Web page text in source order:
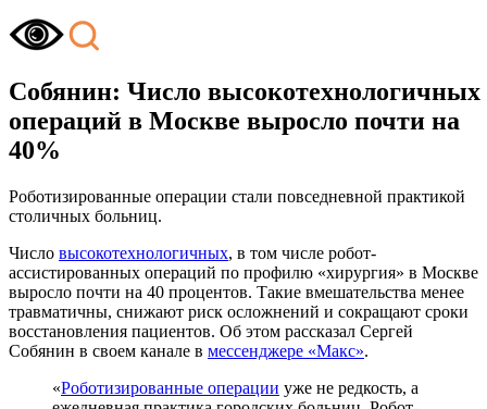
Собянин: Число высокотехнологичных
операций в Москве выросло почти на
40%
Роботизированные операции стали повседневной практикой
столичных больниц.
Число высокотехнологичных, в том числе робот-
ассистированных операций по профилю «хирургия» в Москве
выросло почти на 40 процентов. Такие вмешательства менее
травматичны, снижают риск осложнений и сокращают сроки
восстановления пациентов. Об этом рассказал Сергей
Собянин в своем канале в мессенджере «Макс».
«Роботизированные операции уже не редкость, а